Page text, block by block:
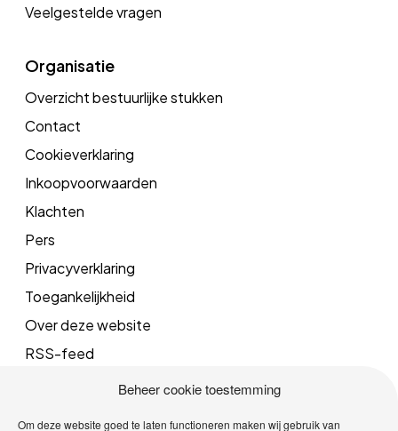
Beheer cookie toestemming
Om deze website goed te laten functioneren maken wij gebruik van
Veelgestelde vragen
Organisatie
Overzicht bestuurlijke stukken
Contact
Cookieverklaring
Inkoopvoorwaarden
Klachten
Pers
Privacyverklaring
Toegankelijkheid
Over deze website
RSS-feed
Mail